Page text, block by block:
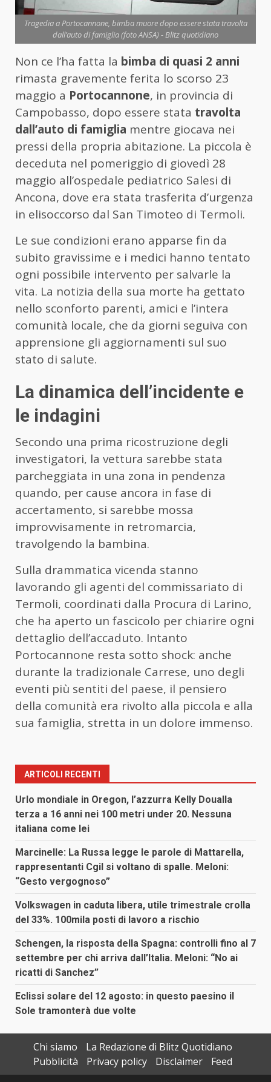
Tragedia a Portocannone, bimba muore dopo essere stata travolta
dall’auto di famiglia (foto ANSA) - Blitz quotidiano
Non ce l’ha fatta la bimba di quasi 2 anni
rimasta gravemente ferita lo scorso 23
maggio a Portocannone, in provincia di
Campobasso, dopo essere stata travolta
dall’auto di famiglia mentre giocava nei
pressi della propria abitazione. La piccola è
deceduta nel pomeriggio di giovedì 28
maggio all’ospedale pediatrico Salesi di
Ancona, dove era stata trasferita d’urgenza
in elisoccorso dal San Timoteo di Termoli.
Le sue condizioni erano apparse fin da
subito gravissime e i medici hanno tentato
ogni possibile intervento per salvarle la
vita. La notizia della sua morte ha gettato
nello sconforto parenti, amici e l’intera
comunità locale, che da giorni seguiva con
apprensione gli aggiornamenti sul suo
stato di salute.
La dinamica dell’incidente e
le indagini
Secondo una prima ricostruzione degli
investigatori, la vettura sarebbe stata
parcheggiata in una zona in pendenza
quando, per cause ancora in fase di
accertamento, si sarebbe mossa
improvvisamente in retromarcia,
travolgendo la bambina.
Sulla drammatica vicenda stanno
lavorando gli agenti del commissariato di
Termoli, coordinati dalla Procura di Larino,
che ha aperto un fascicolo per chiarire ogni
dettaglio dell’accaduto. Intanto
Portocannone resta sotto shock: anche
durante la tradizionale Carrese, uno degli
eventi più sentiti del paese, il pensiero
della comunità era rivolto alla piccola e alla
sua famiglia, stretta in un dolore immenso.
ARTICOLI RECENTI
Urlo mondiale in Oregon, l’azzurra Kelly Doualla
terza a 16 anni nei 100 metri under 20. Nessuna
italiana come lei
Marcinelle: La Russa legge le parole di Mattarella,
rappresentanti Cgil si voltano di spalle. Meloni:
“Gesto vergognoso”
Volkswagen in caduta libera, utile trimestrale crolla
del 33%. 100mila posti di lavoro a rischio
Schengen, la risposta della Spagna: controlli fino al 7
settembre per chi arriva dall’Italia. Meloni: “No ai
ricatti di Sanchez”
Eclissi solare del 12 agosto: in questo paesino il
Sole tramonterà due volte
Chi siamo
La Redazione di Blitz Quotidiano
Pubblicità
Privacy policy Disclaimer
Feed